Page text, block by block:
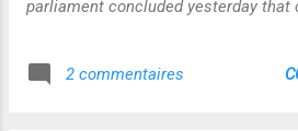
parliament concluded yesterday that
revenues from the video gaming
than €7bn (£6.25bn) last year, the
2 commentaires